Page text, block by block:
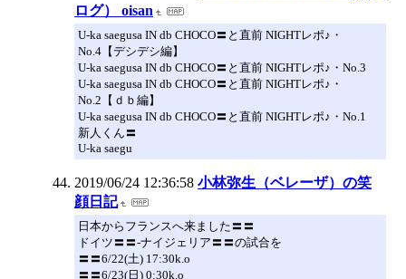
ログ） oisan
U-ka saegusa IN db CHOCO〓と直前 NIGHTレポ♪・
No.4【デシデシ編】
U-ka saegusa IN db CHOCO〓と直前 NIGHTレポ♪・No.3
U-ka saegusa IN db CHOCO〓と直前 NIGHTレポ♪・
No.2【ｄｂ編】
U-ka saegusa IN db CHOCO〓と直前 NIGHTレポ♪・No.1
新人くん〓
U-ka saegu
2019/06/24 12:36:58 小林弥生（ベレーザ）の笑
顔日記
日本からフランスへ来ました〓〓
ドイツ〓〓-ナイジェリア〓〓の試合を
〓〓6/22(土) 17:30k.o
〓〓6/23(日) 0:30k.o